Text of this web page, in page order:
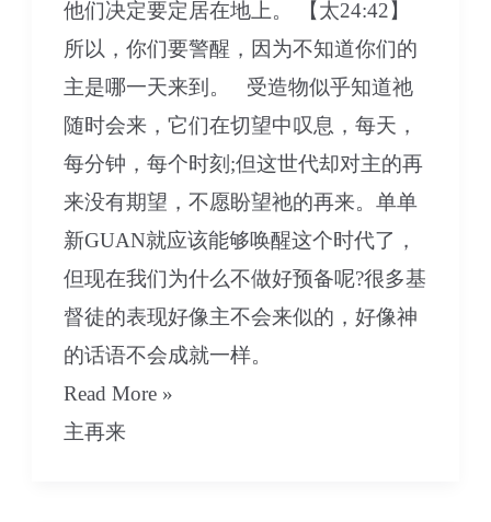
他们决定要定居在地上。 【太24:42】
所以，你们要警醒，因为不知道你们的
主是哪一天来到。 受造物似乎知道祂
随时会来，它们在切望中叹息，每天，
每分钟，每个时刻;但这世代却对主的再
来没有期望，不愿盼望祂的再来。单单
新GUAN就应该能够唤醒这个时代了，
但现在我们为什么不做好预备呢?很多基
督徒的表现好像主不会来似的，好像神
的话语不会成就一样。
09
受
Read More »
主再来